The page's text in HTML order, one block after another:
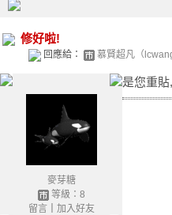
修好啦!
回應給： 慕賢超凡（
麥芽糖
等級：8
留言｜ 加入好友
是您重